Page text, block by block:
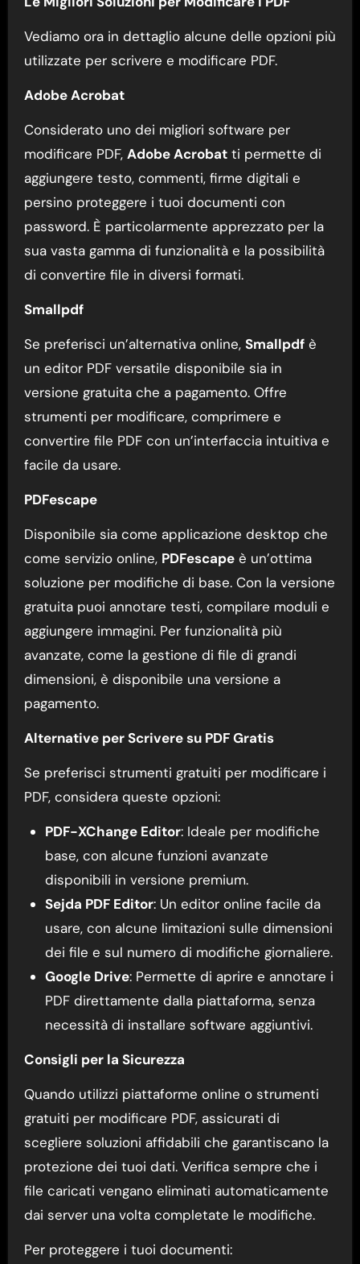
Vediamo ora in dettaglio alcune delle opzioni più
utilizzate per scrivere e modificare PDF.
Adobe Acrobat
Considerato uno dei migliori software per
modificare PDF, Adobe Acrobatti permette di
aggiungere testo, commenti, firme digitali e
persino proteggere i tuoi documenti con
password. È particolarmente apprezzato per la
sua vasta gamma di funzionalità e la possibilità
di convertire file in diversi formati.
Smallpdf
Se preferisci un’alternativa online, Smallpdfè
un editor PDF versatile disponibile sia in
versione gratuita che a pagamento. Offre
strumenti per modificare, comprimere e
convertire file PDF con un’interfaccia intuitiva e
facile da usare.
PDFescape
Disponibile sia come applicazione desktop che
come servizio online, PDFescapeè un’ottima
soluzione per modifiche di base. Con la versione
gratuita puoi annotare testi, compilare moduli e
aggiungere immagini. Per funzionalità più
avanzate, come la gestione di file di grandi
dimensioni, è disponibile una versione a
pagamento.
Alternative per Scrivere su PDF Gratis
Se preferisci strumenti gratuiti per modificare i
PDF, considera queste opzioni:
PDF-XChange Editor: Ideale per modifiche
base, con alcune funzioni avanzate
disponibili in versione premium.
Sejda PDF Editor: Un editor online facile da
usare, con alcune limitazioni sulle dimensioni
dei file e sul numero di modifiche giornaliere.
Google Drive: Permette di aprire e annotare i
PDF direttamente dalla piattaforma, senza
necessità di installare software aggiuntivi.
Consigli per la Sicurezza
Quando utilizzi piattaforme online o strumenti
gratuiti per modificare PDF, assicurati di
scegliere soluzioni affidabili che garantiscano la
protezione dei tuoi dati. Verifica sempre che i
file caricati vengano eliminati automaticamente
dai server una volta completate le modifiche.
Per proteggere i tuoi documenti: